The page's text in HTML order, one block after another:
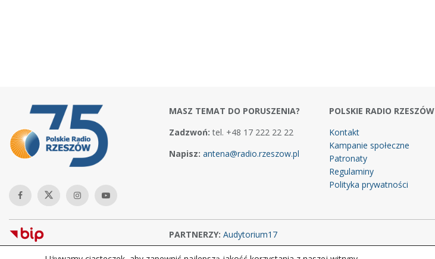
MASZ TEMAT DO PORUSZENIA?
Zadzwoń: tel. +48 17 222 22 22
Napisz: antena@radio.rzeszow.pl
POLSKIE RADIO RZESZÓW
Kontakt
Kampanie społeczne
Patronaty
Regulaminy
Polityka prywatności
PARTNERZY: Audytorium17